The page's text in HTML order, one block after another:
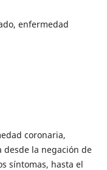
enfermedad
coronaria,
desde la negación de
síntomas, hasta el